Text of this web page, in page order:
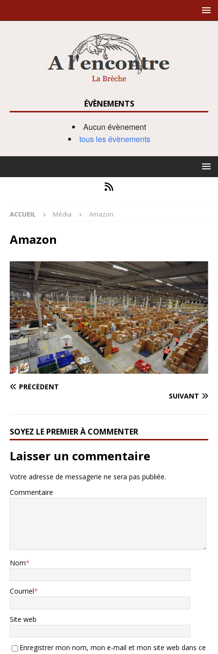
ÉVÈNEMENTS
Aucun évènement
tous les évènements
ACCUEIL Média Amazon
Amazon
PRÉCÉDENT
SUIVANT
SOYEZ LE PREMIER À COMMENTER
Laisser un commentaire
Votre adresse de messagerie ne sera pas publiée.
Commentaire
Nom*
Courriel*
Site web
Enregistrer mon nom, mon e-mail et mon site web dans ce